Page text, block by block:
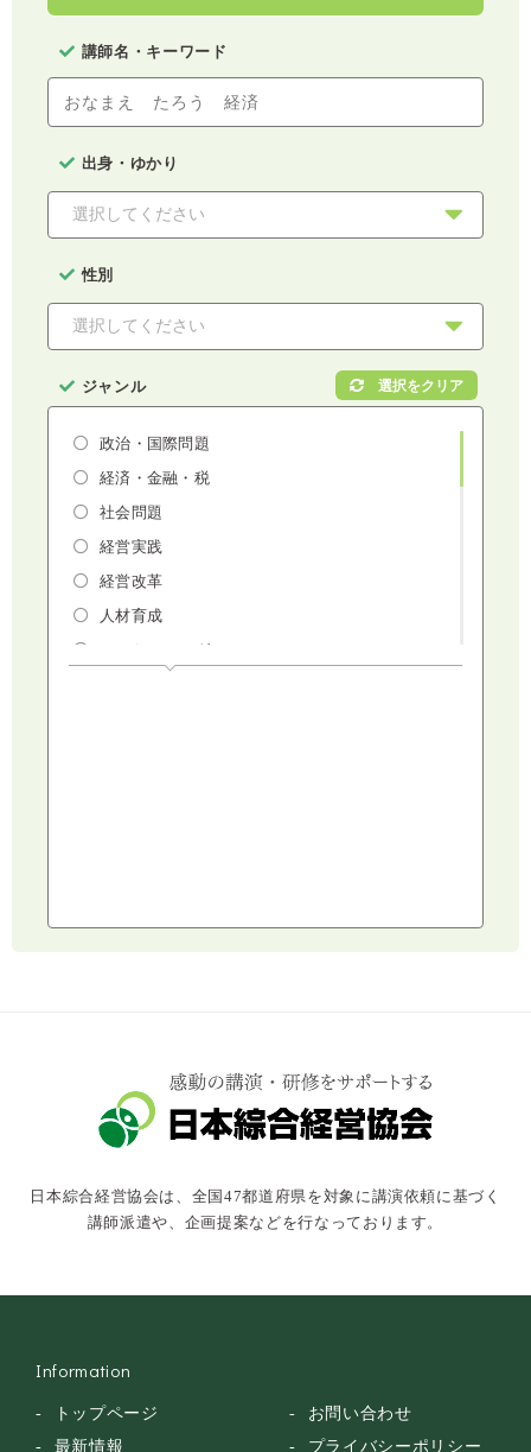
講師名・キーワード
出身・ゆかり
性別
ジャンル
政治・国際問題
経済・金融・税
社会問題
経営実践
経営改革
人材育成
マーケティング
コミュニケーション・話し方
キャスター・アナウンサー
俳優・タレント・モデル
落語・講談・色物
安全大会
日本綜合経営協会は、全国47都道府県を対象に講演依頼に基づく
講師派遣や、企画提案などを行なっております。
Information
トップページ
最新情報
お問い合わせ
プライバシーポリシー